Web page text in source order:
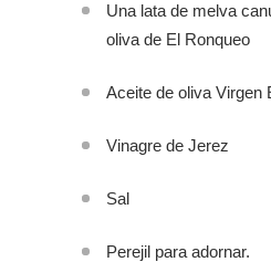
Una lata de melva
oliva de El Ronqueo
Aceite de oliva Virgen
Vinagre de Jerez
Sal
Perejil para adornar.